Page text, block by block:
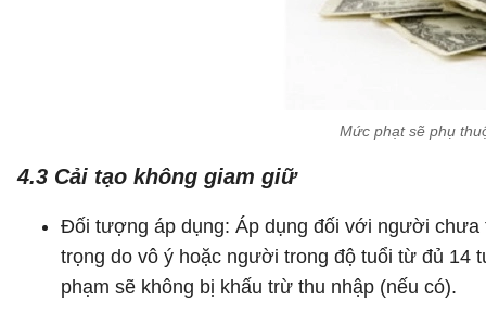
Mức phạt sẽ phụ
4.3 Cải tạo không giam giữ
Đối tượng áp dụng: Áp dụng đối với người chưa
trọng do vô ý hoặc người trong độ tuổi từ đủ 14
phạm sẽ không bị khấu trừ thu nhập (nếu có).